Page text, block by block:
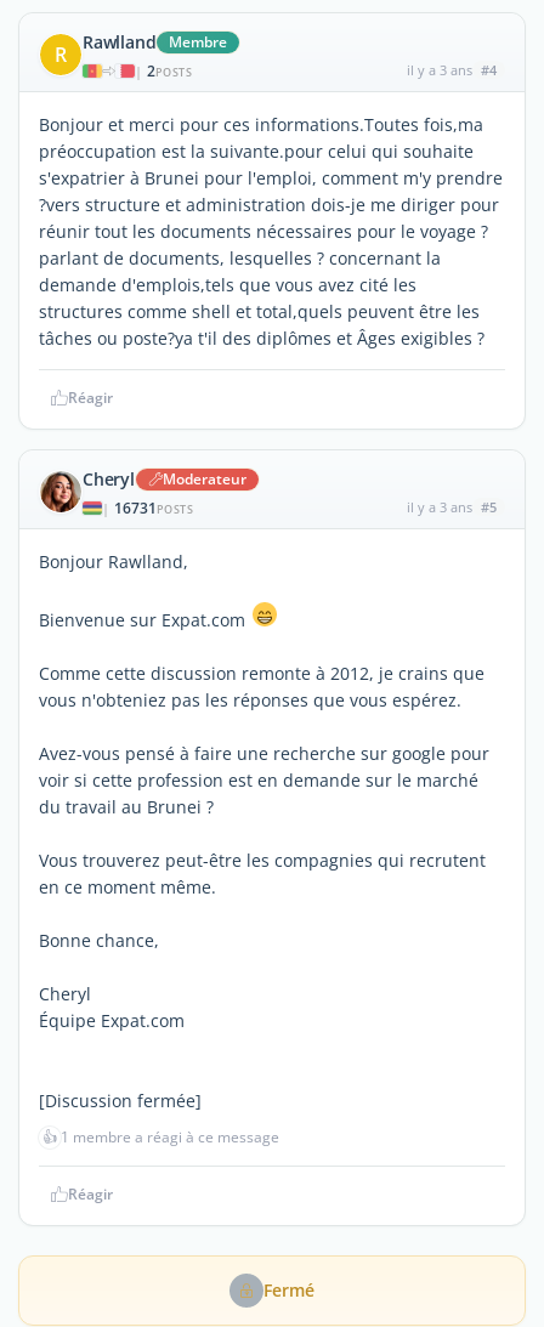
R Rawlland Membre
| 2POSTS il y a 3 ans #4
Bonjour et merci pour ces informations.Toutes fois,ma
préoccupation est la suivante.pour celui qui souhaite
s'expatrier à Brunei pour l'emploi, comment m'y prendre
?vers structure et administration dois-je me diriger pour
réunir tout les documents nécessaires pour le voyage ?
parlant de documents, lesquelles ? concernant la
demande d'emplois,tels que vous avez cité les
structures comme shell et total,quels peuvent être les
tâches ou poste?ya t'il des diplômes et Âges exigibles ?
Réagir
Cheryl Moderateur
| 16731 POSTS il y a 3 ans #5
Bonjour Rawlland,
Bienvenue sur Expat.com
Comme cette discussion remonte à 2012, je crains que
vous n'obteniez pas les réponses que vous espérez.
Avez-vous pensé à faire une recherche sur google pour
voir si cette profession est en demande sur le marché
du travail au Brunei ?
Vous trouverez peut-être les compagnies qui recrutent
en ce moment même.
Bonne chance,
Cheryl
Équipe Expat.com
[Discussion fermée]
👍 1 membre a réagi à ce message
Réagir
Fermé